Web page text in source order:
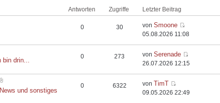
Antworten Zugriffe Letzter Beitrag
0 30 vonSmoone
05.08.2026 11:08
bin drin... 0 273 vonSerenade
26.07.2026 12:15
und sonstiges
0 6322 von TimT
09.05.2026 22:49